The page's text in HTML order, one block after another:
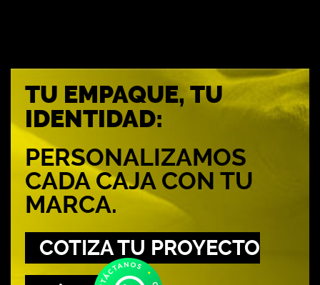
TU EMPAQUE, TU
IDENTIDAD:
PERSONALIZAMOS
CADA CAJA CON TU
MARCA.
COTIZA TU PROYECTO